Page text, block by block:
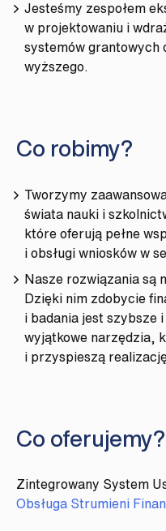
Jesteśmy zespołem
w projektowaniu i
systemów grantowych
wyższego.
Co robimy?
Tworzymy
świata nauki i
które oferują pełne
i obsługi wniosków w
Nasze rozwiązania są
Dzięki nim zdobycie
i badania jest szybsze
wyjątkowe narzędzia,
i przyspieszą
Co oferujemy?
Zintegrowany System
Obsługa Strumieni